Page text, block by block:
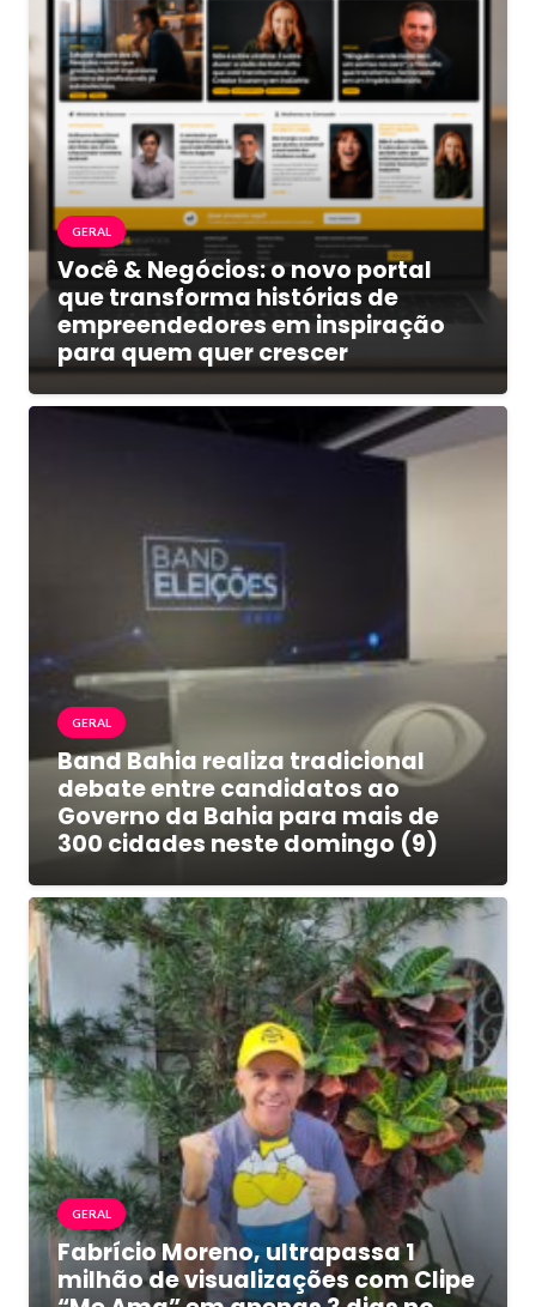
GERAL
Você & Negócios: o novo portal
que transforma histórias de
empreendedores em inspiração
para quem quer crescer
GERAL
Band Bahia realiza tradicional
debate entre candidatos ao
Governo da Bahia para mais de
300 cidades neste domingo (9)
GERAL
Fabrício Moreno, ultrapassa 1
milhão de visualizações com Clipe